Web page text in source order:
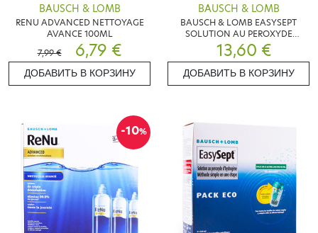
BAUSCH & LOMB
RENU ADVANCED NETTOYAGE
AVANCE 100ML
7,99 €
6,79 €
ДОБАВИТЬ В КОРЗИНУ
BAUSCH & LOMB
BAUSCH & LOMB EASYSEPT
SOLUTION AU PEROXYDE
D'HYDROGENE 360ML
13,60 €
ДОБАВИТЬ В КОРЗИНУ
-10%